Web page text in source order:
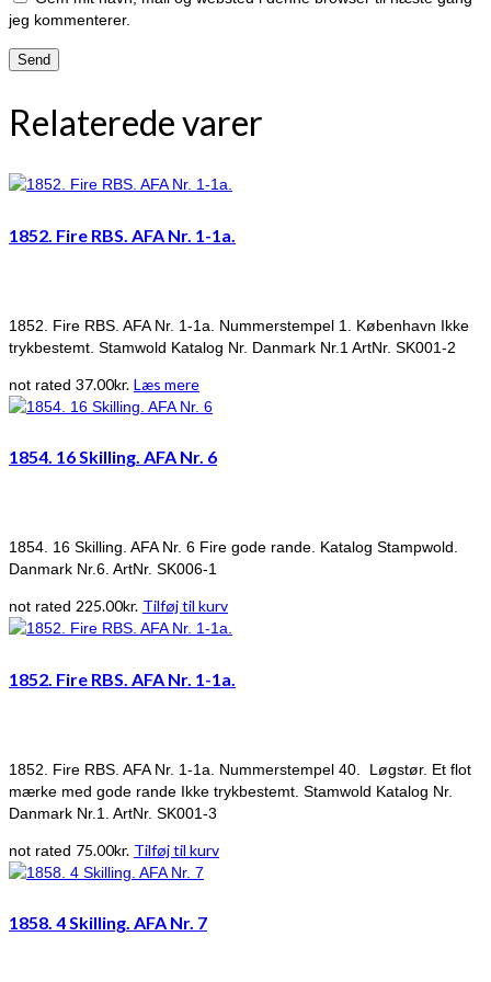
jeg kommenterer.
Relaterede varer
1852. Fire RBS. AFA Nr. 1-1a.
1852. Fire RBS. AFA Nr. 1-1a. Nummerstempel 1. København Ikke
trykbestemt. Stamwold Katalog Nr. Danmark Nr.1 ArtNr. SK001-2
not rated 37.00kr. Læs mere
1854. 16 Skilling. AFA Nr. 6
1854. 16 Skilling. AFA Nr. 6 Fire gode rande. Katalog Stampwold.
Danmark Nr.6. ArtNr. SK006-1
not rated 225.00kr. Tilføj til kurv
1852. Fire RBS. AFA Nr. 1-1a.
1852. Fire RBS. AFA Nr. 1-1a. Nummerstempel 40. Løgstør. Et flot
mærke med gode rande Ikke trykbestemt. Stamwold Katalog Nr.
Danmark Nr.1. ArtNr. SK001-3
not rated 75.00kr. Tilføj til kurv
1858. 4 Skilling. AFA Nr. 7